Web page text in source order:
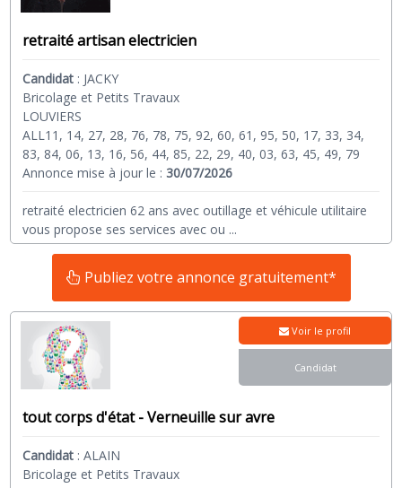
retraité artisan electricien
Candidat : JACKY
Bricolage et Petits Travaux
LOUVIERS
ALL11, 14, 27, 28, 76, 78, 75, 92, 60, 61, 95, 50, 17, 33, 34,
83, 84, 06, 13, 16, 56, 44, 85, 22, 29, 40, 03, 63, 45, 49, 79
Annonce mise à jour le :30/07/2026
retraité electricien 62 ans avec outillage et véhicule utilitaire
vous propose ses services avec ou ...
Publiez votre annonce gratuitement*
tout corps d'état - Verneuille sur avre
Candidat :ALAIN
Bricolage et Petits Travaux
Voir le profil
Candidat